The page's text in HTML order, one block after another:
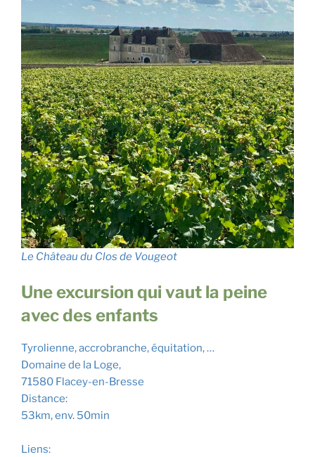
Le Château du Clos de Vougeot
Une excursion qui vaut la peine
avec des enfants
Tyrolienne, accrobranche, équitation, …
Domaine de la Loge,
71580 Flacey-en-Bresse
Distance:
53km, env. 50min
Liens: